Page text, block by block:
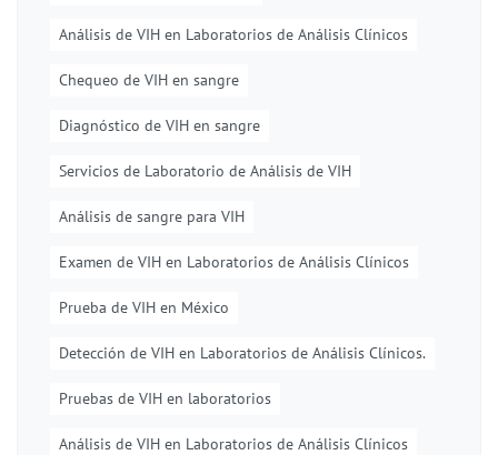
Análisis de VIH en Laboratorios de Análisis Clínicos
Chequeo de VIH en sangre
Diagnóstico de VIH en sangre
Servicios de Laboratorio de Análisis de VIH
Análisis de sangre para VIH
Examen de VIH en Laboratorios de Análisis Clínicos
Prueba de VIH en México
Detección de VIH en Laboratorios de Análisis Clínicos.
Pruebas de VIH en laboratorios
Análisis de VIH en Laboratorios de Análisis Clínicos